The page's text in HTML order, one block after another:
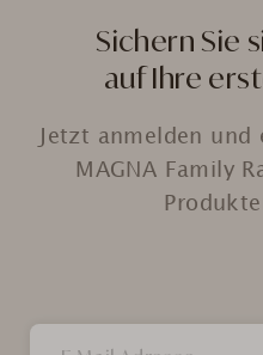
Sichern Sie
auf Ihre
Jetzt anmelden
MAGNA Family